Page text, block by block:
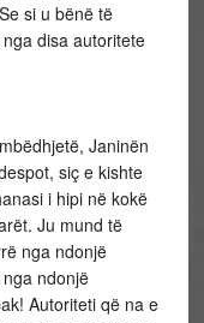
si u bënë të
disa autoritete
Janinën
siç e kishte
i hipi në kokë
Ju mund të
nga ndonjë
ndonjë
Autoriteti që na e